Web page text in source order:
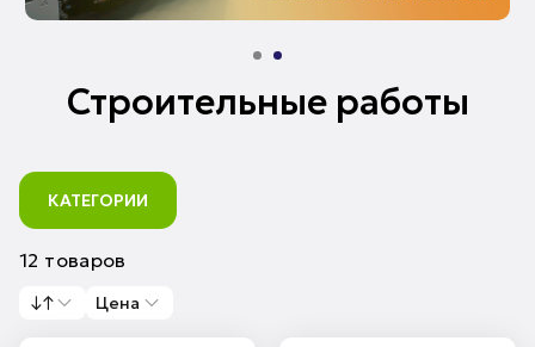
Строительные работы
КАТЕГОРИИ
12 товаров
↓↑ Цена